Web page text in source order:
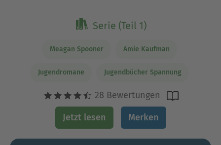
Serie (Teil 1)
Meagan Spooner Amie Kaufman
Jugendromane Jugendbücher Spannung
28 Bewertungen
Jetzt lesen Merken